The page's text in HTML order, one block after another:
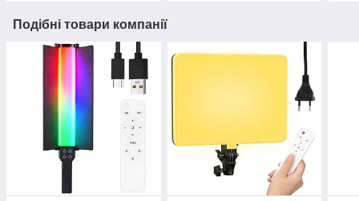
Подібні товари компанії